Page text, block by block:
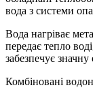
вода з системи
Вода нагріває
передає тепло
забезпечує значну
Комбіновані